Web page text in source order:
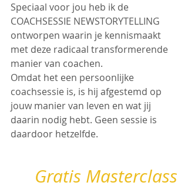
Speciaal voor jou heb ik de
COACHSESSIE NEWSTORYTELLING
ontworpen waarin je kennismaakt
met deze radicaal transformerende
manier van coachen.
Omdat het een persoonlijke
coachsessie is, is hij afgestemd op
jouw manier van leven en wat jij
daarin nodig hebt. Geen sessie is
daardoor hetzelfde.
Gratis Masterclass